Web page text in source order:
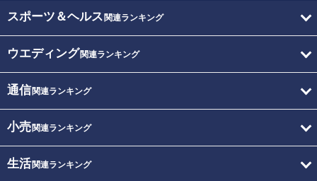
スポーツ＆ヘルス 関連ランキング
ウエディング関連ランキング
通信関連ランキング
小売関連ランキング
生活関連ランキング